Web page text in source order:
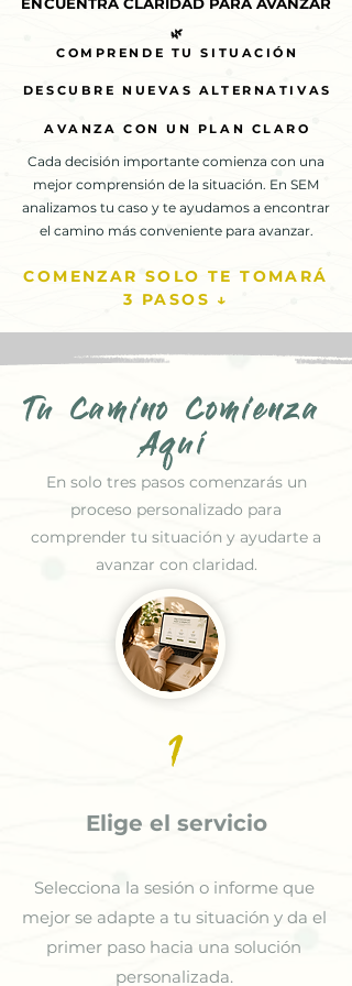
🌿
COMPRENDE TU SITUACIÓN
DESCUBRE NUEVAS ALTERNATIVAS
AVANZA CON UN PLAN CLARO
🌿
COMPRENDE TU SITUACIÓN
DESCUBRE NUEVAS ALTERNATIVAS
AVANZA CON UN PLAN CLARO
Cada decisión importante comienza con una
mejor comprensión de la situación. En SEM
analizamos tu caso y te ayudamos a encontrar
el camino más conveniente para avanzar.
COMENZAR SOLO TE TOMARÁ
3 PASOS ↓
Tu Camino Comienza
Aquí
En solo tres pasos comenzarás un
proceso personalizado para
comprender tu situación y ayudarte a
avanzar con claridad.
1
Elige el servicio
Selecciona la sesión o informe que
mejor se adapte a tu situación y da el
primer paso hacia una solución
personalizada.